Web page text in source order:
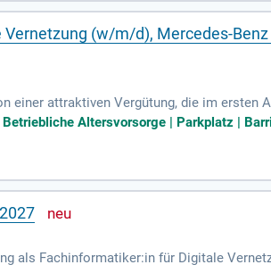
(w/m/d), Mercedes-Benz
attraktiven Vergütung, die im ersten
Abschluss deiner Ausbildung erwarten
im Format *.doc oder *.pdf hoch,
Teil eines innovativen Teams und starte
Altersvorsorge | Parkplatz |
als Fachinformatiker:in für Digitale